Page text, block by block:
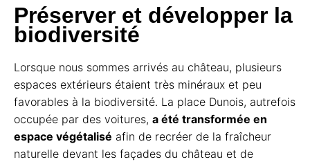
Préserver et développer la
biodiversité
Lorsque nous sommes arrivés au château, plusieurs
espaces extérieurs étaient très minéraux et peu
favorables à la biodiversité. La place Dunois, autrefois
occupée par des voitures, a été transformée en
espace végétalisé afin de recréer de la fraîcheur
naturelle devant les façades du château et de